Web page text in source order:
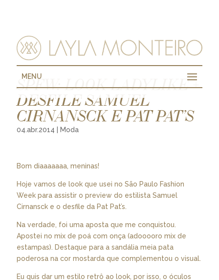
MENU
SPFW: LOOK LADYLIKE +
DESFILE SAMUEL
CIRNANSCK E PAT PAT’S
04.abr.2014 Moda
Bom diaaaaaaa, meninas!
Hoje vamos de look que usei no São Paulo Fashion
Week para assistir o preview do estilista Samuel
Cirnansck e o desfile da Pat Pat’s.
Na verdade, foi uma aposta que me conquistou.
Apostei no mix de poá com onça (adooooro mix de
estampas). Destaque para a sandália meia pata
poderosa na cor mostarda que complementou o visual.
Eu quis dar um estilo retrô ao look, por isso, o óculos